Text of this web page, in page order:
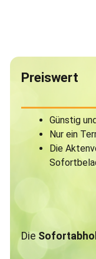
Preiswert
Günstig
Nur ein
Die
Die